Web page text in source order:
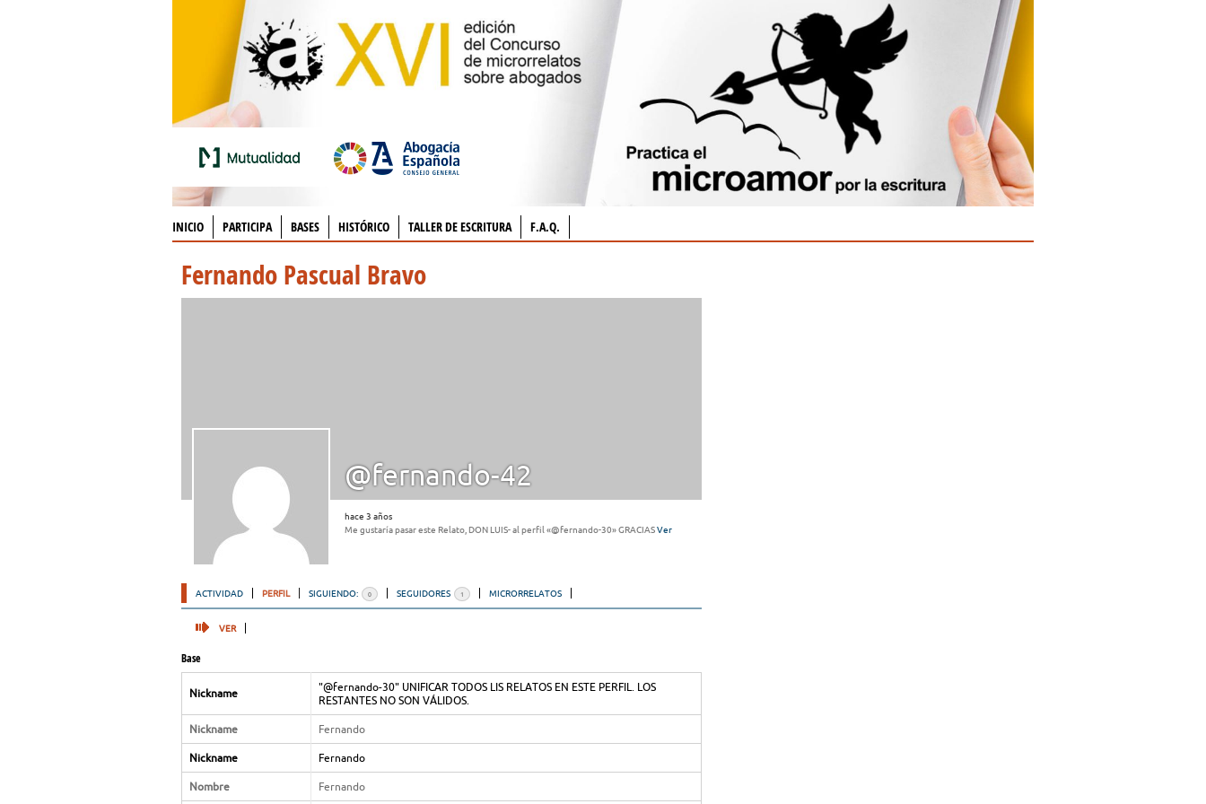
INICIO PARTICIPA BASES HISTÓRICO TALLER DE ESCRITURA F.A.Q.
Fernando Pascual Bravo
@fernando-42
hace 3 años
Me gustaría pasar este Relato, DON LUIS- al perfil «@fernando-30» GRACIASVer
ACTIVIDAD PERFIL SIGUIENDO: 0 SEGUIDORES 1 MICRORRELATOS
VER
Base
Nickname
"@fernando-30" UNIFICAR TODOS LIS RELATOS EN ESTE PERFIL. LOS
RESTANTES NO SON VÁLIDOS.
Nickname Fernando
Nickname Fernando
Nombre Fernando